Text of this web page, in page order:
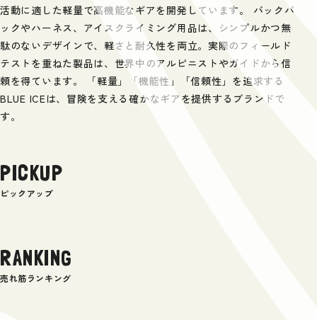
活動に適した軽量で高機能なギアを開発しています。 バックパ
ックやハーネス、アイスクライミング用品は、シンプルかつ無
駄のないデザインで、軽さと耐久性を両立。実際のフィールド
テストを重ねた製品は、世界中のアルピニストやガイドから信
頼を得ています。 「軽量」「機能性」「信頼性」を追求する
BLUE ICEは、冒険を支える確かなギアを提供するブランドで
す。
PICKUP
ピックアップ
RANKING
売れ筋ランキング